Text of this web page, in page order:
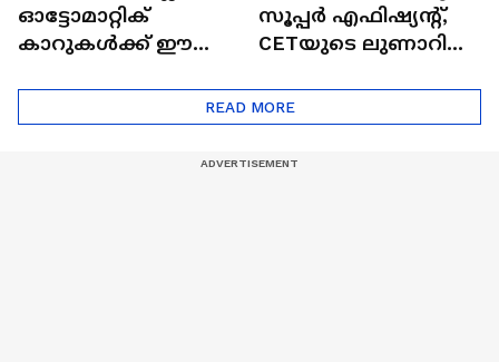
ഓട്ടോമാറ്റിക്
കാറുകൾക്ക് ഈ
സൂപ്പർ എഫിഷ്യന്റ്,
CETയുടെ ലുണാറിസ്
Eco Marathon 2025
READ MORE